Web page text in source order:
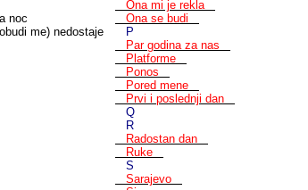
noc
me) nedostaje
Ona mi je rekla
Ona se budi
P
Par godina za nas
Platforme
Ponos
Pored mene
Prvi i poslednji dan
Q
R
Radostan dan
Ruke
S
Sarajevo